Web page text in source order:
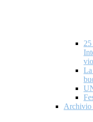
La
Archivio